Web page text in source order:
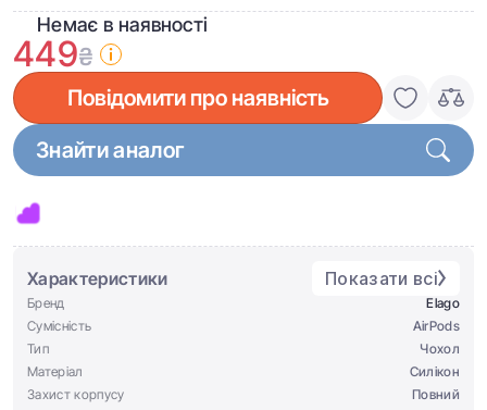
Немає в наявності
449₴
Повідомити про наявність
Знайти аналог
Характеристики Показати всі
Бренд
Elago
Сумісність
AirPods
Тип
Чохол
Матеріал
Силікон
Захист корпусу
Повний